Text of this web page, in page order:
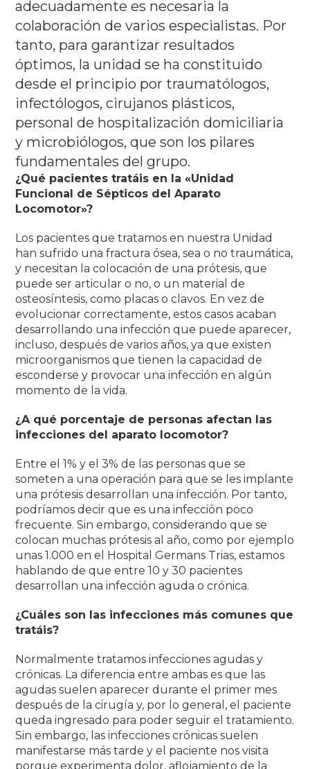
adecuadamente es necesaria la
colaboración de varios especialistas. Por
tanto, para garantizar resultados
óptimos, la unidad se ha constituido
desde el principio por traumatólogos,
infectólogos, cirujanos plásticos,
personal de hospitalización domiciliaria
y microbiólogos, que son los pilares
fundamentales del grupo.
¿Qué pacientes tratáis en la «Unidad
Funcional de Sépticos del Aparato
Locomotor»?
Los pacientes que tratamos en nuestra Unidad
han sufrido una fractura ósea, sea o no traumática,
y necesitan la colocación de una prótesis, que
puede ser articular o no, o un material de
osteosíntesis, como placas o clavos. En vez de
evolucionar correctamente, estos casos acaban
desarrollando una infección que puede aparecer,
incluso, después de varios años, ya que existen
microorganismos que tienen la capacidad de
esconderse y provocar una infección en algún
momento de la vida.
¿A qué porcentaje de personas afectan las
infecciones del aparato locomotor?
Entre el 1% y el 3% de las personas que se
someten a una operación para que se les implante
una prótesis desarrollan una infección. Por tanto,
podríamos decir que es una infección poco
frecuente. Sin embargo, considerando que se
colocan muchas prótesis al año, como por ejemplo
unas 1.000 en el Hospital Germans Trias, estamos
hablando de que entre 10 y 30 pacientes
desarrollan una infección aguda o crónica.
¿Cuáles son las infecciones más comunes que
tratáis?
Normalmente tratamos infecciones agudas y
crónicas. La diferencia entre ambas es que las
agudas suelen aparecer durante el primer mes
después de la cirugía y, por lo general, el paciente
queda ingresado para poder seguir el tratamiento.
Sin embargo, las infecciones crónicas suelen
manifestarse más tarde y el paciente nos visita
porque experimenta dolor, aflojamiento de la